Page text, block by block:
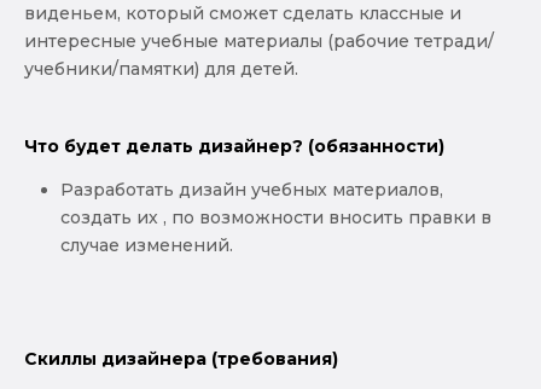
виденьем, который сможет сделать классные и
интересные учебные материалы (рабочие тетради/
учебники/памятки) для детей.
Что будет делать дизайнер? (обязанности)
Разработать дизайн учебных материалов,
создать их , по возможности вносить правки в
случае изменений.
Скиллы дизайнера (требования)